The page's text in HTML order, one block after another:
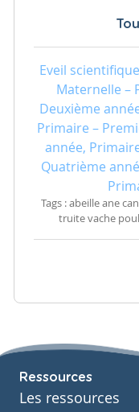
Eveil scientifique
Maternelle –
Deuxième
Primaire –
année,
Quatrième
Tags : abeille ane
truite vache
Ressources
Les ressources